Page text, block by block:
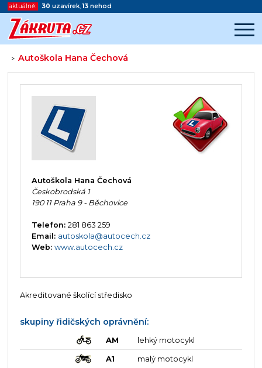
aktuálně: 30 uzavírek,13 nehod
>Autoškola Hana Čechová
Začátek reklamy
Konec reklamy
Autoškola Hana Čechová
Českobrodská 1
190 11 Praha 9 - Běchovice
Telefon: 281 863 259
Email: autoskola@autocech.cz
Web: www.autocech.cz
Akreditované školící středisko
skupiny řidičských oprávnění:
AM lehký motocykl
A1 malý motocykl